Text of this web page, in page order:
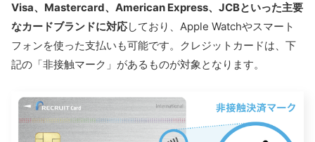
Visa、Mastercard、American Express、JCBといった主要
なカードブランドに対応しており、Apple Watchやスマート
フォンを使った支払いも可能です。クレジットカードは、下
記の「非接触マーク」があるものが対象となります。